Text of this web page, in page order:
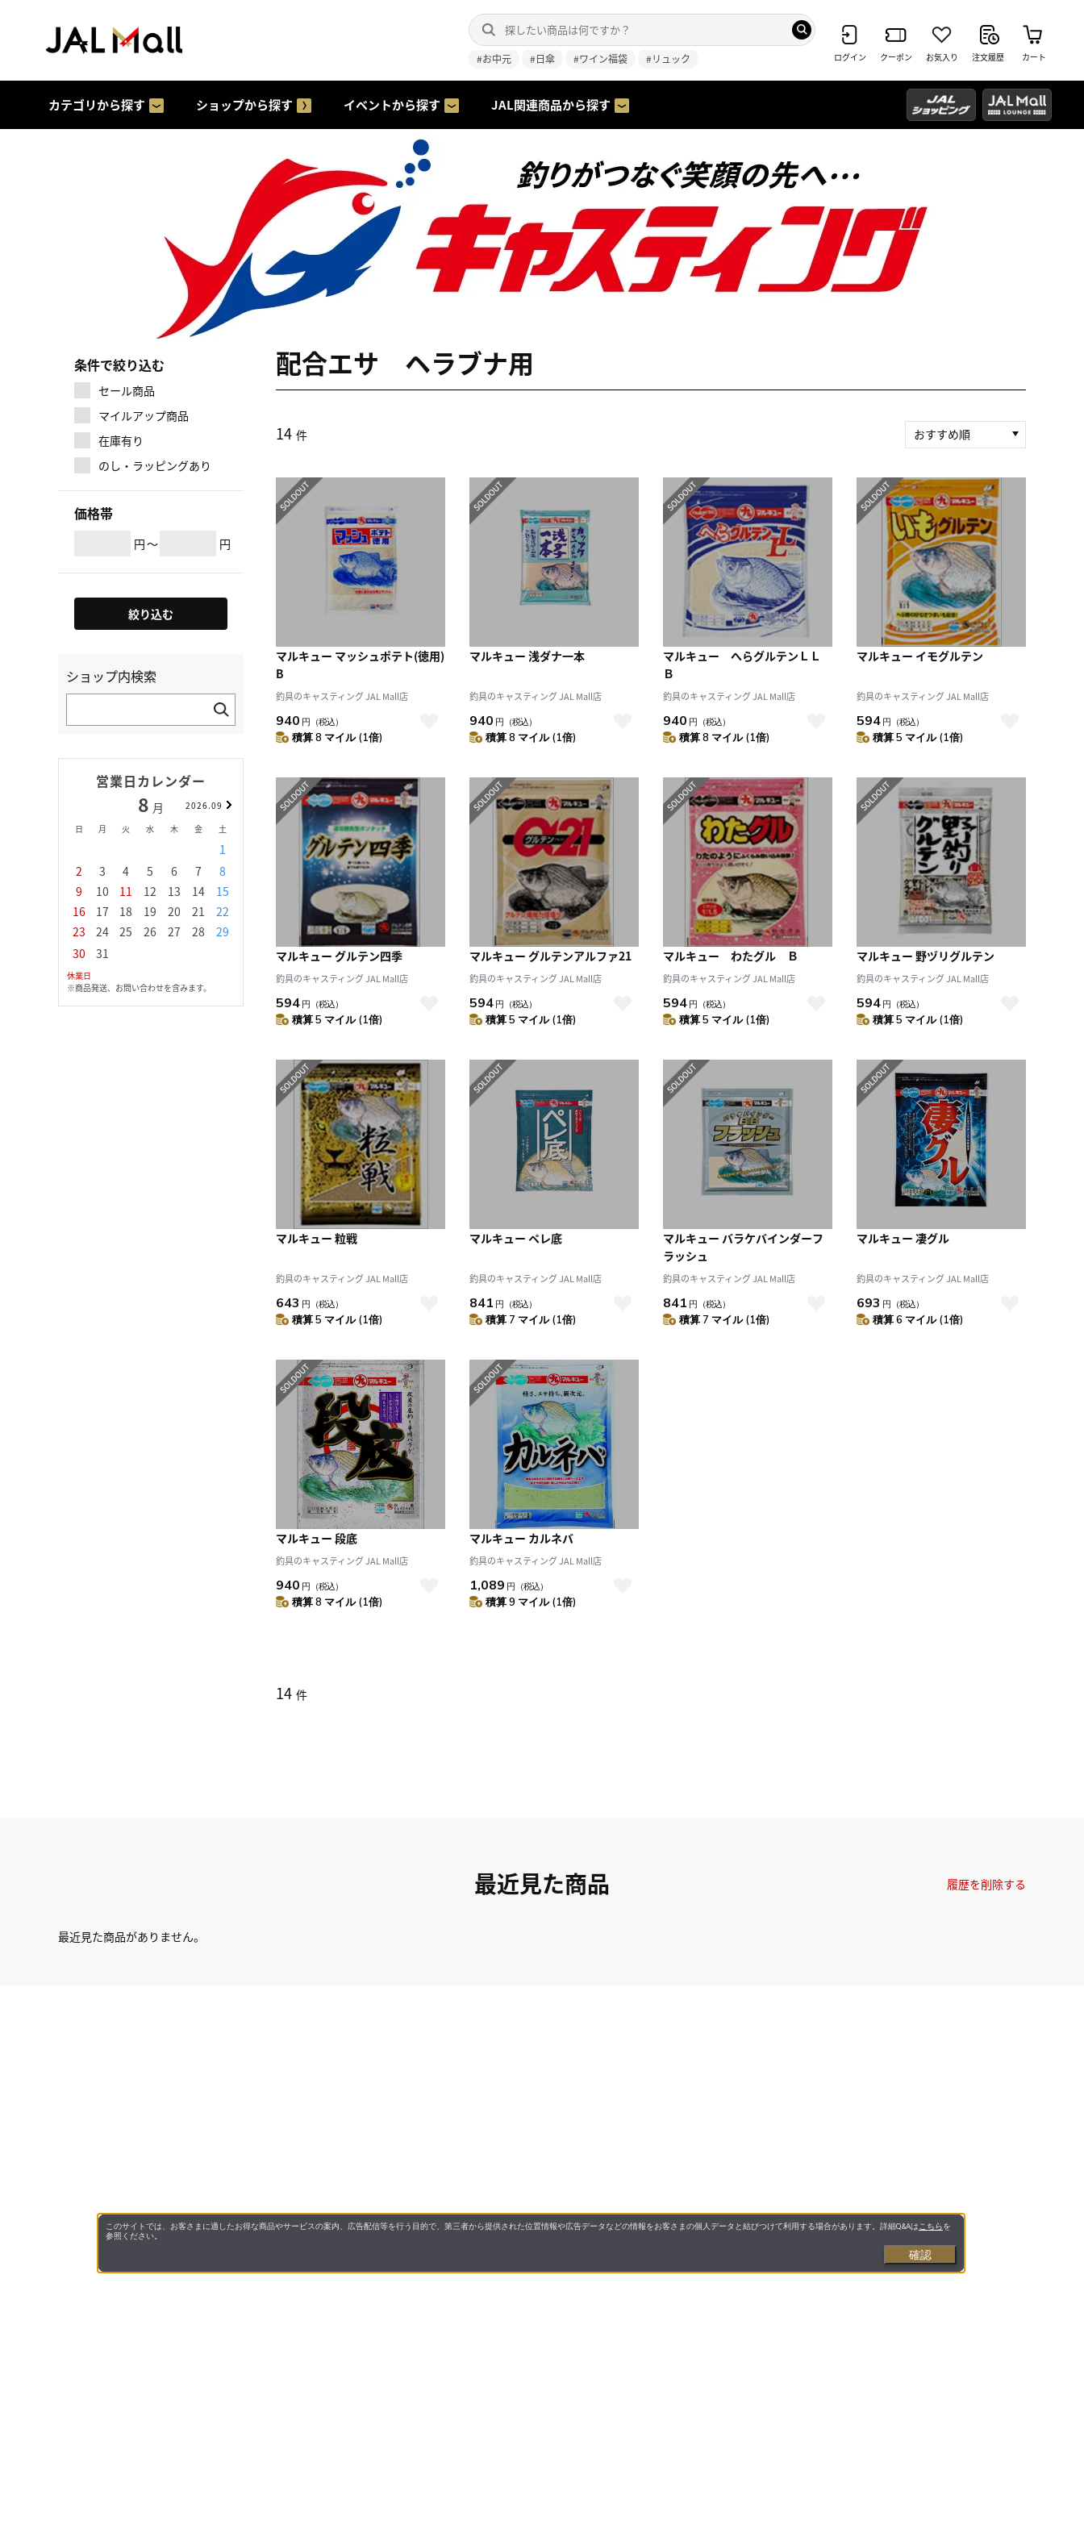
#お中元 #日傘 #ワイン福袋 #リュック ログイン クーポン お気入り 注文履歴 カート
カテゴリから探す ショップから探す イベントから探す JAL関連商品から探す
マイルアップ商品
条件で絞り込む
セール商品
在庫有り
のし・ラッピングあり
価格帯
円～ 円
絞り込む
ショップ内検索
営業日カレンダー
8 月
2026.09
日
月 火 水 木 金 土
1
2
3 4 5 6 7
8
9
10 11 12 13 14
15
16
17 18 19 20 21
22
23
24 25 26 27 28
29
30
31
9月
2026.10
火 水 木 金 土
1 2 3 4
5
8 9 10 11
12
15 16 17 18
19
22 23 24 25
26
29 30
10月
2026.11
月 水 木 金 土
1 2
3
7 8 9
10
14 15 16
17
21 22 23
24
27 28 29 30 31
休業日
※商品発送、お問い合わせを含みます。
配合エサ ヘラブナ用
14 件
おすすめ順
積算マイル率（高い
順）
人気順
レビュー件数（多い
順）
レビュー評価（高い
順）
価格（安い順）
価格（高い順）
マルキュー マッシュポテト(徳用)
B
釣具のキャスティング JAL Mall店
940 円 （税込）
積算 8 マイル (1倍)
マルキュー 浅ダナ一本
釣具のキャスティング JAL Mall店
940 円 （税込）
積算 8 マイル (1倍)
マルキュー へらグルテンＬＬ
Ｂ
釣具のキャスティング JAL Mall店
940 円 （税込）
積算 8 マイル (1倍)
マルキュー イモグルテン
釣具のキャスティング JAL Mall店
594 円 （税込）
積算 5 マイル (1倍)
マルキュー グルテン四季
釣具のキャスティング JAL Mall店
594 円 （税込）
積算 5 マイル (1倍)
マルキュー グルテンアルファ21
釣具のキャスティング JAL Mall店
594 円 （税込）
積算 5 マイル (1倍)
マルキュー わたグル Ｂ
釣具のキャスティング JAL Mall店
594 円 （税込）
積算 5 マイル (1倍)
マルキュー 野ヅリグルテン
釣具のキャスティング JAL Mall店
594 円 （税込）
積算 5 マイル (1倍)
マルキュー 粒戦
釣具のキャスティング JAL Mall店
643 円 （税込）
積算 5 マイル (1倍)
マルキュー ペレ底
釣具のキャスティング JAL Mall店
841 円 （税込）
積算 7 マイル (1倍)
マルキュー バラケバインダーフ
ラッシュ
釣具のキャスティング JAL Mall店
841 円 （税込）
積算 7 マイル (1倍)
マルキュー 凄グル
釣具のキャスティング JAL Mall店
693 円 （税込）
積算 6 マイル (1倍)
マルキュー 段底
釣具のキャスティング JAL Mall店
940 円 （税込）
積算 8 マイル (1倍)
マルキュー カルネバ
釣具のキャスティング JAL Mall店
1,089 円 （税込）
積算 9 マイル (1倍)
14 件
最近見た商品
最近見た商品がありません。
履歴を削除する
このサイトでは、お客さまに適したお得な商品やサービスの案内、広告配信等を行う目的で、第三者から提供された位置情報や広告データなどの情報をお客さまの個人データと結びつけて利用する場合があります。詳細Q&Aは こちらを
参照ください。
確認